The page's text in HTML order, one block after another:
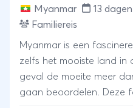
Myanmar 13 dagen
Familiereis
Myanmar is een
zelfs het mooiste land in
geval de moeite meer
gaan beoordelen. Deze